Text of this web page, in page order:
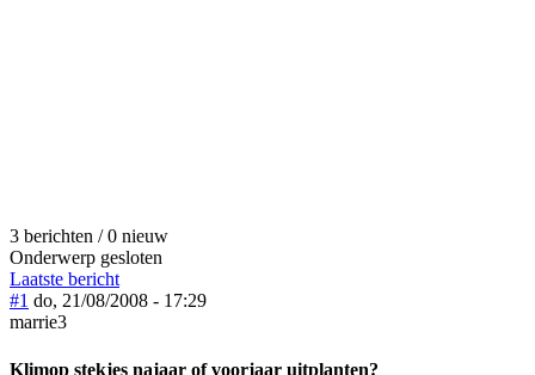
3 berichten / 0 nieuw
Onderwerp gesloten
Laatste bericht
#1 do, 21/08/2008 - 17:29
marrie3
Klimop stekjes najaar of voorjaar uitplanten?